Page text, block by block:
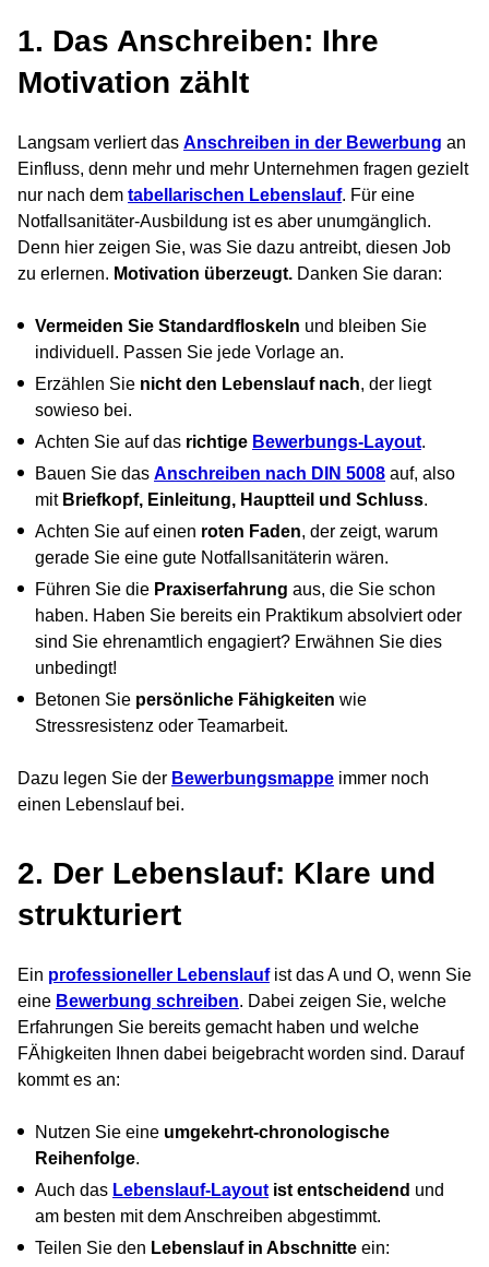
1. Das Anschreiben: Ihre
Motivation zählt
Langsam verliert das Anschreiben in der Bewerbung an
Einfluss, denn mehr und mehr Unternehmen fragen gezielt
nur nach dem tabellarischen Lebenslauf. Für eine
Notfallsanitäter-Ausbildung ist es aber unumgänglich.
Denn hier zeigen Sie, was Sie dazu antreibt, diesen Job
zu erlernen. Motivation überzeugt. Danken Sie daran:
Vermeiden Sie Standardfloskeln und bleiben Sie
individuell. Passen Sie jede Vorlage an.
Erzählen Sie nicht den Lebenslauf nach, der liegt
sowieso bei.
Achten Sie auf das richtige Bewerbungs-Layout.
Bauen Sie das Anschreiben nach DIN 5008 auf, also
mitBriefkopf, Einleitung, Hauptteil und Schluss.
Achten Sie auf einen roten Faden, der zeigt, warum
gerade Sie eine gute Notfallsanitäterin wären.
Führen Sie die Praxiserfahrung aus, die Sie schon
haben. Haben Sie bereits ein Praktikum absolviert oder
sind Sie ehrenamtlich engagiert? Erwähnen Sie dies
unbedingt!
Betonen Sie persönliche Fähigkeiten wie
Stressresistenz oder Teamarbeit.
Dazu legen Sie der Bewerbungsmappe immer noch
einen Lebenslauf bei.
2. Der Lebenslauf: Klare und
strukturiert
Ein professioneller Lebenslaufist das A und O, wenn Sie
eine Bewerbung schreiben. Dabei zeigen Sie, welche
Erfahrungen Sie bereits gemacht haben und welche
FÄhigkeiten Ihnen dabei beigebracht worden sind. Darauf
kommt es an:
Nutzen Sie eine umgekehrt-chronologische
Reihenfolge.
Auch das Lebenslauf-Layout ist entscheidend und
am besten mit dem Anschreiben abgestimmt.
Teilen Sie den Lebenslauf in Abschnitte ein: